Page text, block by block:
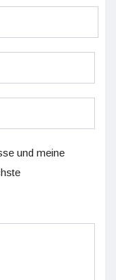
und meine